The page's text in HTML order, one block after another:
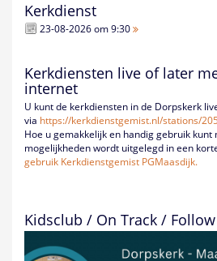
Kerkdienst
23-08-2026 om 9:30
Kerkdiensten live of later
internet
U kunt de kerkdiensten in de Dorpskerk
via https://kerkdienstgemist.nl/stations/
Hoe u gemakkelijk en handig gebruik kunt
mogelijkheden wordt uitgelegd in een
gebruik Kerkdienstgemist PGMaasdijk.
Kidsclub / On Track /